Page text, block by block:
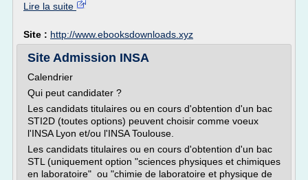
Lire la suite
Site : http://www.ebooksdownloads.xyz
Site Admission INSA
Calendrier
Qui peut candidater ?
Les candidats titulaires ou en cours d'obtention d'un bac
STI2D (toutes options) peuvent choisir comme voeux
l'INSA Lyon et/ou l'INSA Toulouse.
Les candidats titulaires ou en cours d'obtention d'un bac
STL (uniquement option "sciences physiques et chimiques
en laboratoire" ou "chimie de laboratoire et physique de